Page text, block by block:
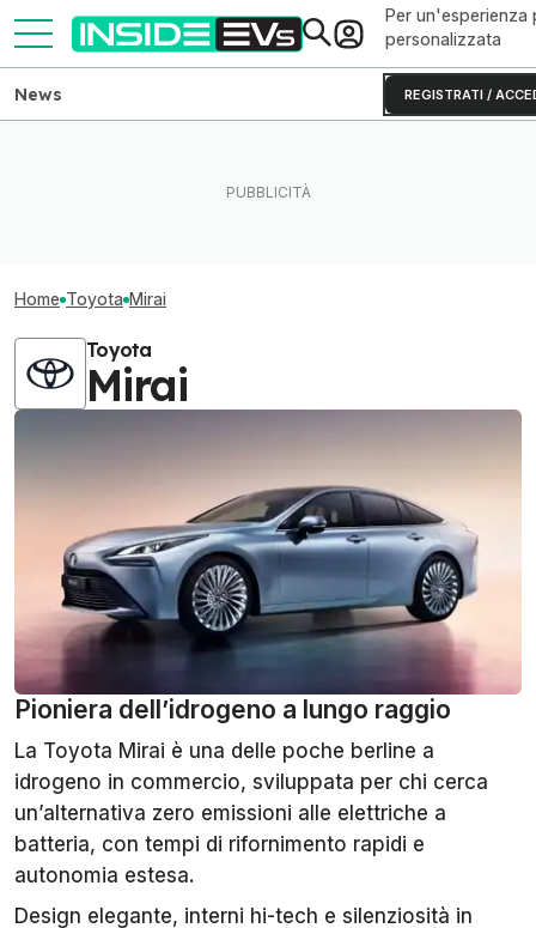
Per un'esperienza
personalizzata
REGISTRATI /
News
Home Toyota Mirai
Toyota
Mirai
Pioniera dell’idrogeno a lungo raggio
La Toyota Mirai è una delle poche berline a
idrogeno in commercio, sviluppata per chi cerca
un’alternativa zero emissioni alle elettriche a
batteria, con tempi di rifornimento rapidi e
autonomia estesa.
Design elegante, interni hi-tech e silenziosità in